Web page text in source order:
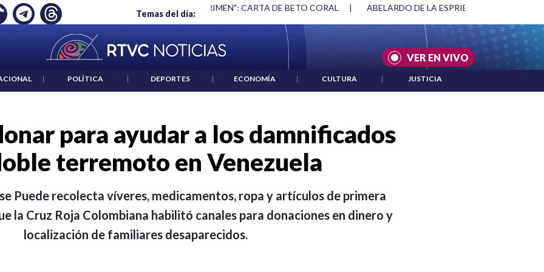
Temas del día:
UN CRIMEN": CARTA DE BETO CORAL ABELARDO DE LA ESPRIELLA Y DMG | ACUERDOS ENTRE ESTADOS UNIDOS E
VER EN VIVO
| POLÍTICA | DEPORTES | ECONOMÍA | CULTURA | JUSTICIA
para ayudar a los damnificados
terremoto en Venezuela
Puede recolecta víveres, medicamentos, ropa y artículos de primera
la Cruz Roja Colombiana habilitó canales para donaciones en dinero y
localización de familiares desaparecidos.